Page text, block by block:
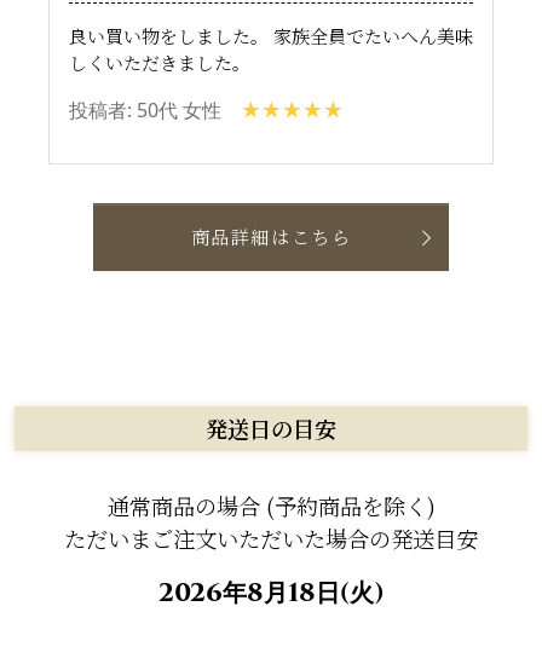
良い買い物をしました。 家族全員でたいへん美味
しくいただきました。
投稿者: 50代 女性
商品詳細はこちら
発送日の目安
通常商品の場合 (予約商品を除く)
ただいまご注文いただいた場合の発送目安
2026年8月18日(火)